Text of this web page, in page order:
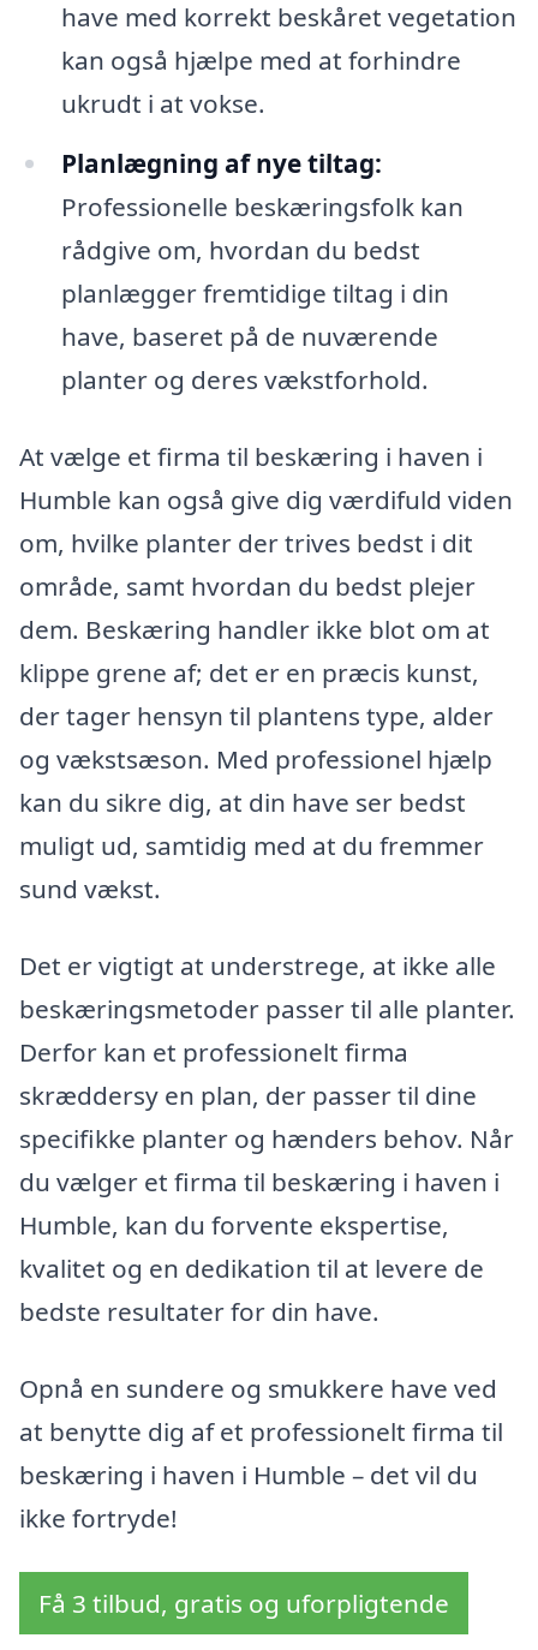
have med korrekt beskåret vegetation
kan også hjælpe med at forhindre
ukrudt i at vokse.
Planlægning af nye tiltag:
Professionelle beskæringsfolk kan
rådgive om, hvordan du bedst
planlægger fremtidige tiltag i din
have, baseret på de nuværende
planter og deres vækstforhold.
At vælge et firma til beskæring i haven i
Humble kan også give dig værdifuld viden
om, hvilke planter der trives bedst i dit
område, samt hvordan du bedst plejer
dem. Beskæring handler ikke blot om at
klippe grene af; det er en præcis kunst,
der tager hensyn til plantens type, alder
og vækstsæson. Med professionel hjælp
kan du sikre dig, at din have ser bedst
muligt ud, samtidig med at du fremmer
sund vækst.
Det er vigtigt at understrege, at ikke alle
beskæringsmetoder passer til alle planter.
Derfor kan et professionelt firma
skræddersy en plan, der passer til dine
specifikke planter og hænders behov. Når
du vælger et firma til beskæring i haven i
Humble, kan du forvente ekspertise,
kvalitet og en dedikation til at levere de
bedste resultater for din have.
Opnå en sundere og smukkere have ved
at benytte dig af et professionelt firma til
beskæring i haven i Humble – det vil du
ikke fortryde!
Få 3 tilbud, gratis og uforpligtende